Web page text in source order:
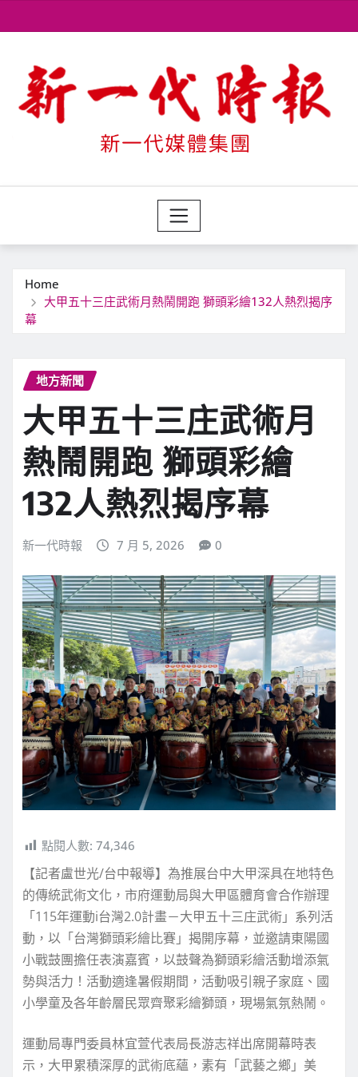
to
Home
大甲五十三庄武術月熱鬧開跑 獅頭彩繪132人熱烈揭序
幕
地方新聞
大甲五十三庄武術月
熱鬧開跑 獅頭彩繪
132人熱烈揭序幕
新一代時報 7 月 5, 2026 0
點閱人數: 74,346
【記者盧世光/台中報導】為推展台中大甲深具在地特色
的傳統武術文化，市府運動局與大甲區體育會合作辦理
「115年運動i台灣2.0計畫－大甲五十三庄武術」系列活
動，以「台灣獅頭彩繪比賽」揭開序幕，並邀請東陽國
小戰鼓團擔任表演嘉賓，以鼓聲為獅頭彩繪活動增添氣
勢與活力！活動適逢暑假期間，活動吸引親子家庭、國
小學童及各年齡層民眾齊聚彩繪獅頭，現場氣氛熱鬧。
運動局專門委員林宜萱代表局長游志祥出席開幕時表
示，大甲累積深厚的武術底蘊，素有「武藝之鄉」美